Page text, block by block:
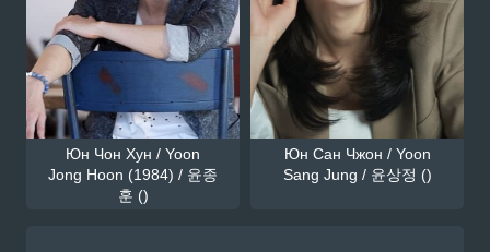
Юн Чон Хун / Yoon
Jong Hoon (1984) / 윤종
훈 ()
Юн Сан Чжон / Yoon
Sang Jung / 윤상정 ()